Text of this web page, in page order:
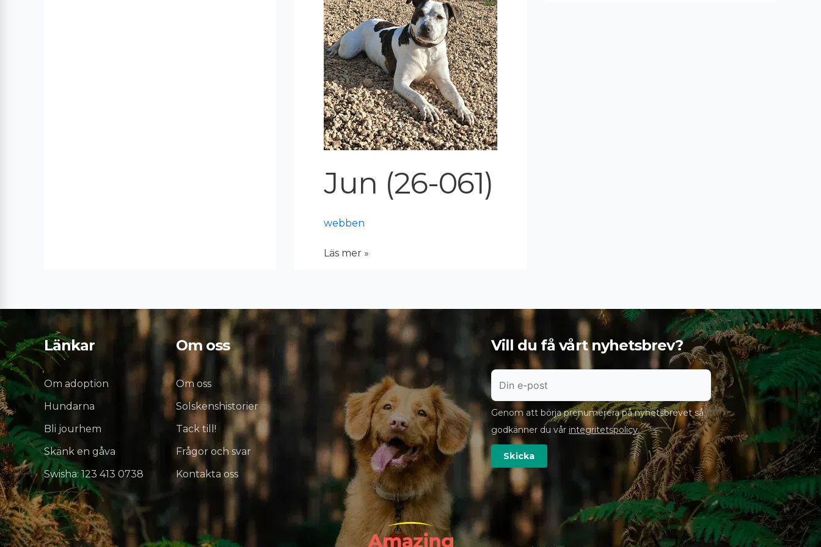
Jun (26-061)
webben
061)
Läs mer »
Länkar
Om adoption
Hundarna
Bli jourhem
Skänk en gåva
Swisha: 123 413 0738
Om oss
Om oss
Solskenshistorier
Tack till!
Frågor och svar
Kontakta oss
Vill du få vårt nyhetsbrev?
Genom att börja prenumerera på nyhetsbrevet så
godkänner du vår integritetspolicy.